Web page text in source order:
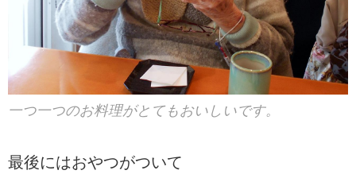
一つ一つのお料理がとてもおいしいです。
最後にはおやつがついて